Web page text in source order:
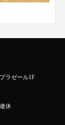
ラゼール1F
休